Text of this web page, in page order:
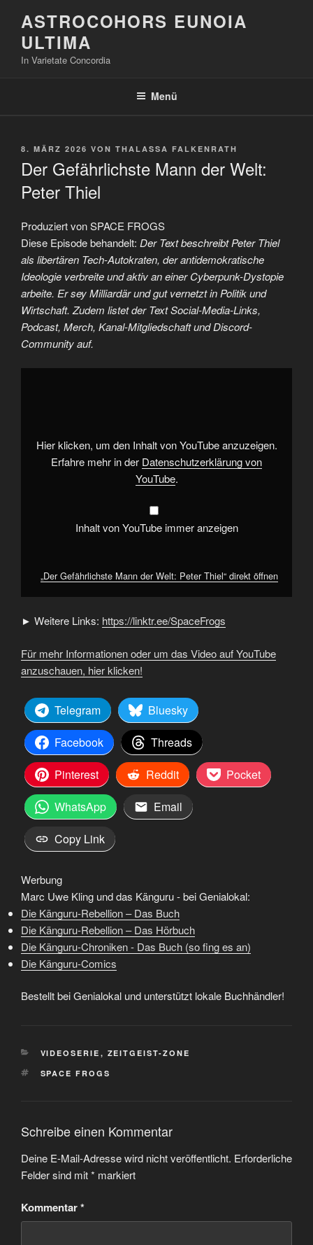
Inhalt
springen
ASTROCOHORS EUNOIA
ULTIMA
In Varietate Concordia
Menü
VERÖFFENTLICHT
8. MÄRZ 2026 VON THALASSA FALKENRATH
Der Gefährlichste Mann der Welt:
Peter Thiel
Produziert von SPACE FROGS
Diese Episode behandelt: Der Text beschreibt Peter Thiel
als libertären Tech-Autokraten, der antidemokratische
Ideologie verbreite und aktiv an einer Cyberpunk-Dystopie
arbeite. Er sey Milliardär und gut vernetzt in Politik und
Wirtschaft. Zudem listet der Text Social-Media-Links,
Podcast, Merch, Kanal-Mitgliedschaft und Discord-
Community auf.
„Der
von
YouTube
anzeigen
Hier klicken, um den Inhalt von YouTube anzuzeigen.
Erfahre mehr in der Datenschutzerklärung von
YouTube.
Inhalt von YouTube immer anzeigen
„Der Gefährlichste Mann der Welt: Peter Thiel“ direkt öffnen
► Weitere Links: https://linktr.ee/SpaceFrogs
Für mehr Informationen oder um das Video auf YouTube
anzuschauen, hier klicken!
Telegram
Bluesky
Facebook
Threads
Pinterest
Reddit
Pocket
WhatsApp
Email
Copy Link
Werbung
Marc Uwe Kling und das Känguru - bei Genialokal:
Die Känguru-Rebellion – Das Buch
Die Känguru-Rebellion – Das Hörbuch
Die Känguru-Chroniken - Das Buch (so fing es an)
Die Känguru-Comics
Bestellt bei Genialokal und unterstützt lokale Buchhändler!
KATEGORIEN
VIDEOSERIE , ZEITGEIST-ZONE
SCHLAGWÖRTER
SPACE FROGS
Schreibe einen Kommentar
Deine E-Mail-Adresse wird nicht veröffentlicht. Erforderliche
Felder sind mit* markiert
Kommentar*